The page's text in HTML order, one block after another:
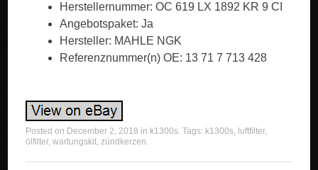
Herstellernummer: OC 619 LX 1892 KR 9 CI
Angebotspaket: Ja
Hersteller: MAHLE NGK
Referenznummer(n) OE: 13 71 7 713 428
Posted on December 2, 2018 in k1300s. Tags: k1300s, luftfilter,
ölfilter,wartungskit,zündkerzen.